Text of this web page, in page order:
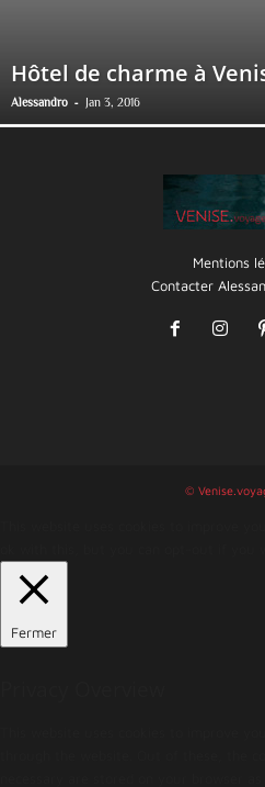
Hôtel de charme à
Alessandro - Jan 3, 2016
Mentions
Contacter
©
Fermer